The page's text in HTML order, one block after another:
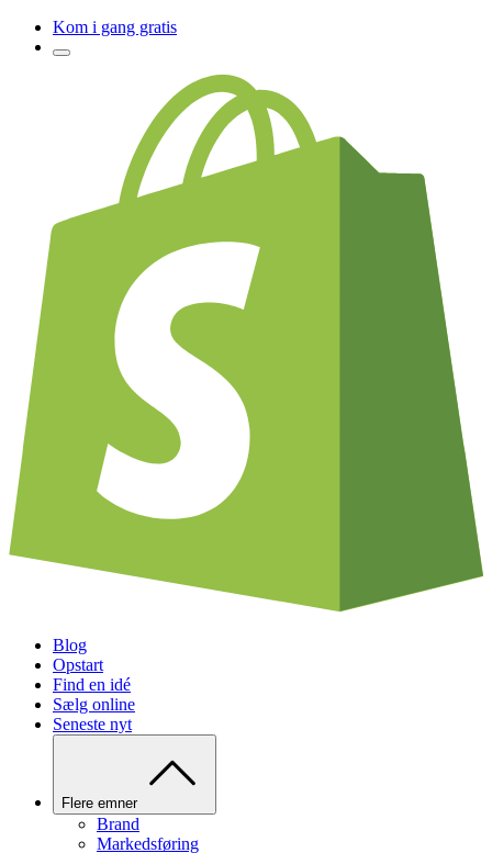
Kom i gang gratis
Blog
Opstart
Find en idé
Sælg online
Seneste nyt
Flere emner
Brand
Markedsføring